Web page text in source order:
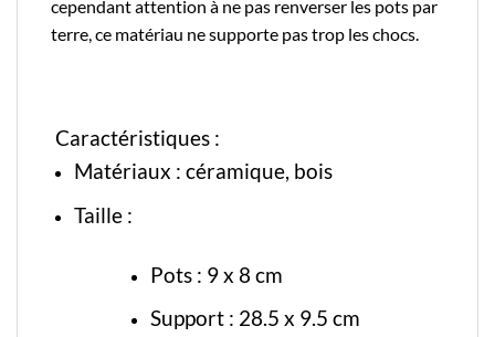
cependant attention à ne pas renverser les pots par
terre, ce matériau ne supporte pas trop les chocs.
Caractéristiques :
Matériaux : céramique, bois
Taille :
Pots : 9 x 8 cm
Support : 28.5 x 9.5 cm